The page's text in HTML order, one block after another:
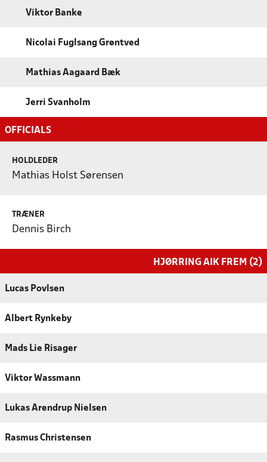
Viktor Banke
Nicolai Fuglsang Grøntved
Mathias Aagaard Bæk
Jerri Svanholm
OFFICIALS
HOLDLEDER
Mathias Holst Sørensen
TRÆNER
Dennis Birch
HJØRRING AIK FREM (2)
Lucas Povlsen
Albert Rynkeby
Mads Lie Risager
Viktor Wassmann
Lukas Arendrup Nielsen
Rasmus Christensen